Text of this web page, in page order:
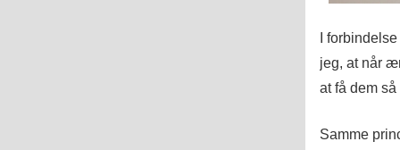
I
jeg, at når
at få dem
Samme